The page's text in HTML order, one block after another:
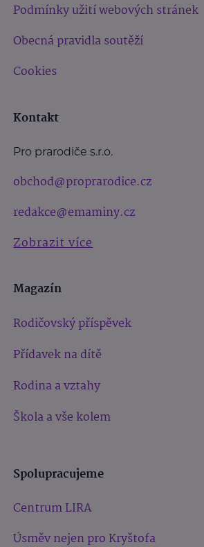
Podmínky užití webových stránek
Obecná pravidla soutěží
Cookies
Kontakt
Pro prarodiče s.r.o.
obchod@proprarodice.cz
redakce@emaminy.cz
Zobrazit více
Magazín
Rodičovský příspěvek
Přídavek na dítě
Rodina a vztahy
Škola a vše kolem
Spolupracujeme
Centrum LIRA
Úsměv nejen pro Kryštofa